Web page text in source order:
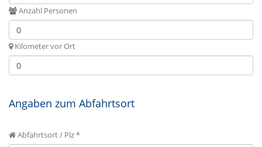
Anzahl Personen
Kilometer vor Ort
Angaben zum Abfahrtsort
Abfahrtsort / Plz *